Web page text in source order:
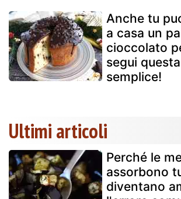
Anche tu
a casa un
cioccolato
segui
semplice!
Ultimi articoli
Perché le
assorbono
diventano